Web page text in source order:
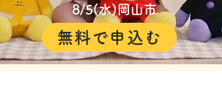
8/5(水)岡山市
無料で申込む